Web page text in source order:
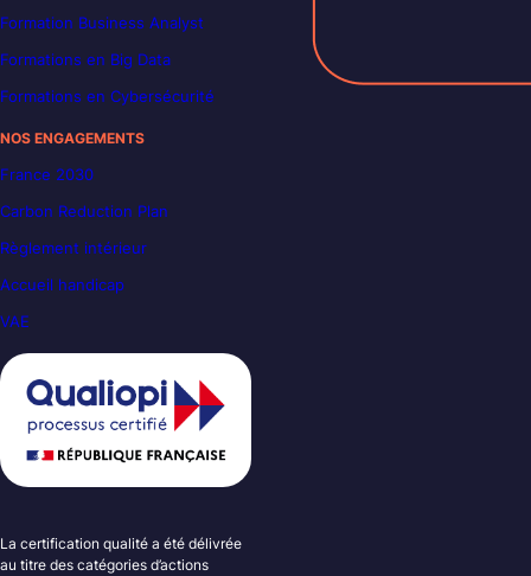
Formation Business Analyst
Formations en Big Data
Formations en Cybersécurité
NOS ENGAGEMENTS
France 2030
Carbon Reduction Plan
Règlement intérieur
Accueil handicap
VAE
La certification qualité a été délivrée
au titre des catégories d’actions